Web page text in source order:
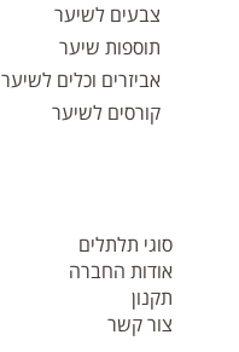
צבעים לשיער
תוספות שיער
אביזרים וכלים לשיער
קורסים לשיער
סוגי תלתלים
אודות החברה
תקנון
צור קשר